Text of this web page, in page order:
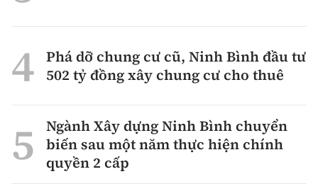
Phá dỡ chung cư cũ, Ninh Bình đầu tư
502 tỷ đồng xây chung cư cho thuê
Ngành Xây dựng Ninh Bình chuyển
biến sau một năm thực hiện chính
quyền 2 cấp